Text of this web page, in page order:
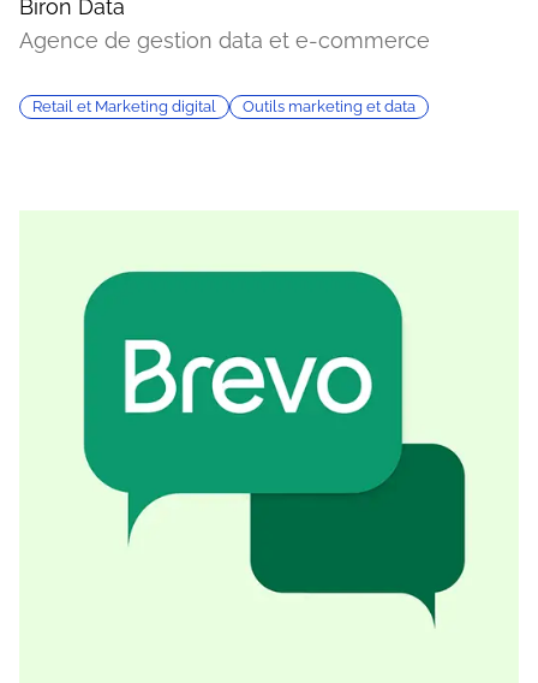
Biron Data
Agence de gestion data et e-commerce
Retail et Marketing digital Outils marketing et data